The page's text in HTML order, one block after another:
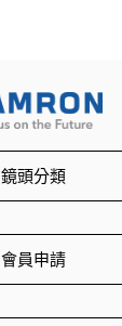
鏡頭分類
會員申請